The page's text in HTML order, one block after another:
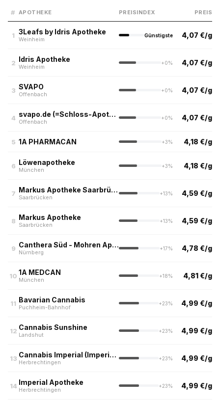
# APOTHEKE PREISINDEX PREIS
1 3Leafs by Idris Apotheke
Weinheim
Günstigste 4,07 €/g
2 Idris Apotheke
Weinheim
+0% 4,07 €/g
3 SVAPO
Offenbach
+0% 4,07 €/g
4 svapo.de (=Schloss-Apotheke)
Offenbach
+0% 4,07 €/g
5 1A PHARMACAN +3% 4,18 €/g
6 Löwenapotheke
München
+3% 4,18 €/g
7 Markus Apotheke Saarbrücken
Saarbrücken
+13% 4,59 €/g
8 Markus Apotheke
Saarbrücken
+13% 4,59 €/g
9 Canthera Süd - Mohren Apotheke Südstadt
Nürnberg
+17% 4,78 €/g
10 1A MEDCAN
München
+18% 4,81 €/g
11 Bavarian Cannabis
Puchheim-Bahnhof
+23% 4,99 €/g
12 Cannabis Sunshine
Landshut
+23% 4,99 €/g
13 Cannabis Imperial (Imperial Apotheke, Herbrechtingen)
Herbrechtingen
+23% 4,99 €/g
14 Imperial Apotheke
Herbrechtingen
+23% 4,99 €/g